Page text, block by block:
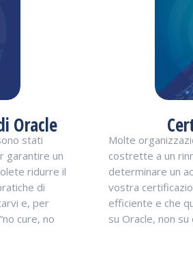
Oracle
stati
garantire un
ridurre il
di
e, per
cure, no
Molte
costrette a un
determinare un
vostra
efficiente e che
su Oracle, non su